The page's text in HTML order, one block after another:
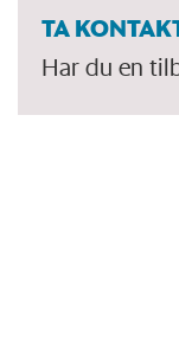
TA
Har du en
kronikken.